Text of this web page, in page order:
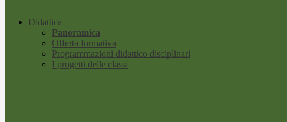
Didattica
Panoramica
Offerta formativa
Programmazioni didattico disciplinari
I progetti delle classi